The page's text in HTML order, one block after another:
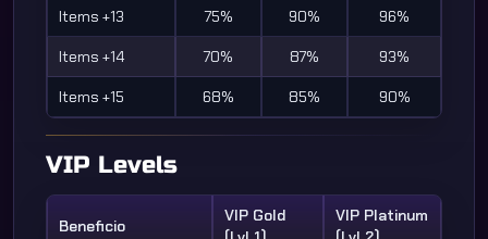
Items +13 75% 90% 96%
Items +14 70% 87% 93%
Items +15 68% 85% 90%
VIP Levels
Beneficio
VIP Gold
VIP Platinum